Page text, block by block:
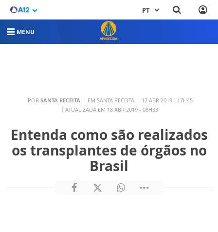
PT
MENU
POR SANTA RECEITA EM SANTA RECEITA
17 ABR 2019 - 17H45
ATUALIZADA EM 18 ABR 2019 - 08H33
Entenda como são realizados
os transplantes de órgãos no
Brasil